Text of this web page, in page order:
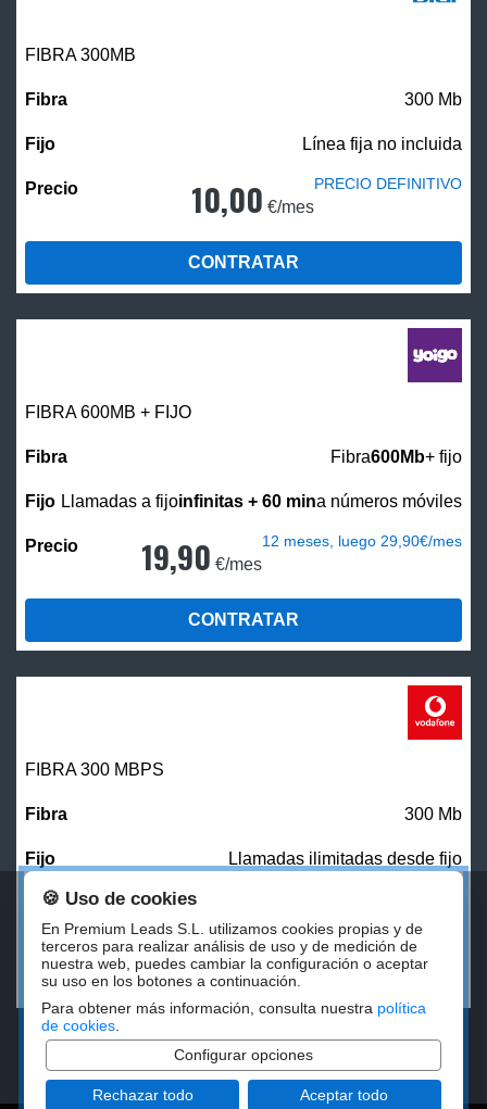
FIBRA 300MB
300 Mb
Línea fija no incluida
10,00 €/mes
PRECIO DEFINITIVO
CONTRATAR
FIBRA 600MB + FIJO
Fibra600Mb+ fijo
Llamadas a fijoinfinitas + 60 mina números móviles
19,90 €/mes
12 meses, luego 29,90€/mes
CONTRATAR
FIBRA 300 MBPS
300 Mb
Llamadas ilimitadas desde fijo
27,00 €/mes
CONTRATAR
🍪 Uso de cookies
En Premium Leads S.L. utilizamos cookies propias y de
terceros para realizar análisis de uso y de medición de
nuestra web, puedes cambiar la configuración o aceptar
su uso en los botones a continuación.
Para obtener más información, consulta nuestra política
de cookies
Configurar opciones
Rechazar todo Aceptar todo